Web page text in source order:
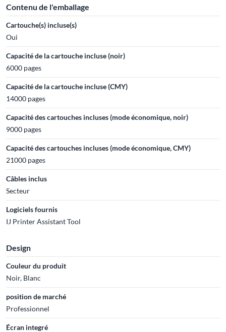
Contenu de l'emballage
Cartouche(s) incluse(s)
Oui
Capacité de la cartouche incluse (noir)
6000 pages
Capacité de la cartouche incluse (CMY)
14000 pages
Capacité des cartouches incluses (mode économique, noir)
9000 pages
Capacité des cartouches incluses (mode économique, CMY)
21000 pages
Câbles inclus
Secteur
Logiciels fournis
IJ Printer Assistant Tool
Design
Couleur du produit
Noir, Blanc
position de marché
Professionnel
Écran integré